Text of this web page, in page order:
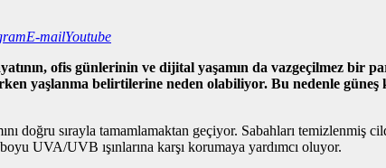
E-mailYoutube
ofis günlerinin ve dijital yaşamın da vazgeçilmez bir
yaşlanma belirtilerine neden olabiliyor. Bu nedenle güneş
doğru sırayla tamamlamaktan geçiyor. Sabahları
UVA/UVB ışınlarına karşı korumaya yardımcı oluyor.